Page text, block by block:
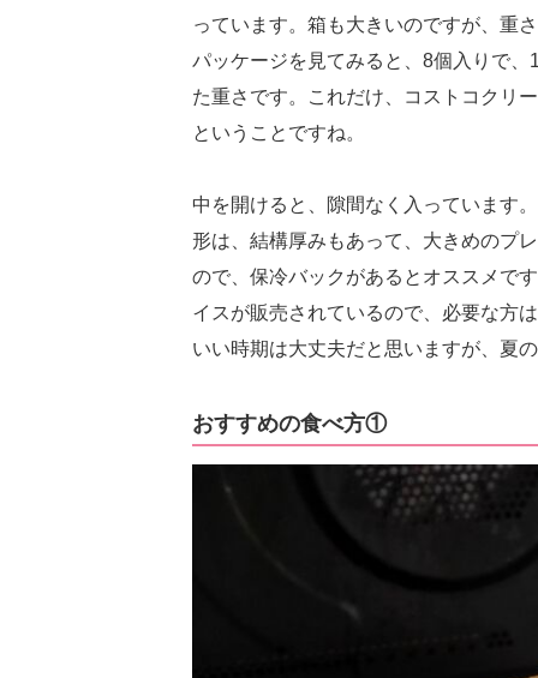
っています。箱も大きいのですが、重
パッケージを見てみると、8個入りで
た重さです。これだけ、コストコクリ
ということですね。
中を開けると、隙間なく入っています。
形は、結構厚みもあって、大きめのプ
ので、保冷バックがあるとオススメで
イスが販売されているので、必要な方
いい時期は大丈夫だと思いますが、夏
おすすめの食べ方①